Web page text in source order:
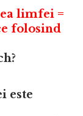
limfei =
folosind
este